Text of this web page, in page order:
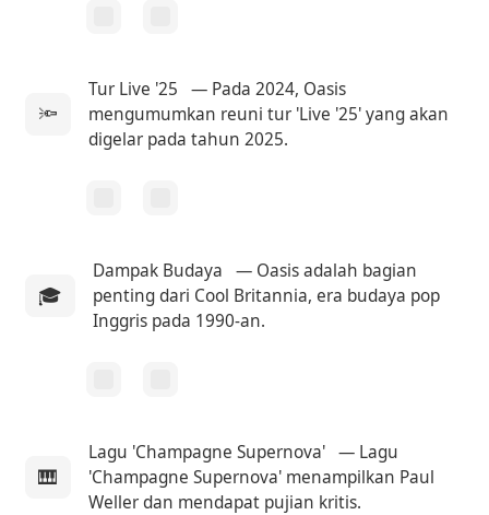
🔦
Tur Live '25
— Pada 2024, Oasis
mengumumkan reuni tur 'Live '25' yang akan
digelar pada tahun 2025.
🎓
Dampak Budaya
— Oasis adalah bagian
penting dari Cool Britannia, era budaya pop
Inggris pada 1990-an.
🎹
Lagu 'Champagne Supernova' — Lagu
'Champagne Supernova' menampilkan Paul
Weller dan mendapat pujian kritis.